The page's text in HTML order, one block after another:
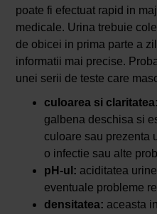
poate fi efectuat rapid in
medicale. Urina trebuie
de obicei in prima parte a
informatii mai precise.
unei serii de teste care
culoarea si claritatea:
galbena deschisa si
culoare sau prezenta
o infectie sau alte
pH-ul: aciditatea
eventuale probleme
densitatea: aceasta